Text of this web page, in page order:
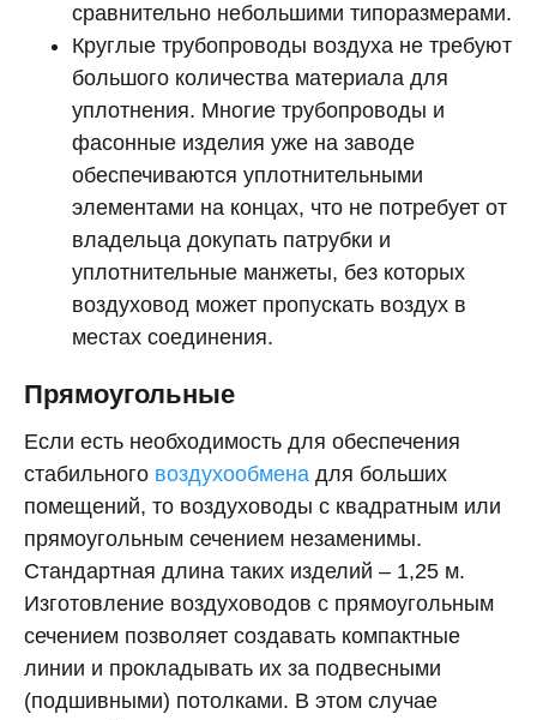
сравнительно небольшими типоразмерами.
Круглые трубопроводы воздуха не требуют
большого количества материала для
уплотнения. Многие трубопроводы и
фасонные изделия уже на заводе
обеспечиваются уплотнительными
элементами на концах, что не потребует от
владельца докупать патрубки и
уплотнительные манжеты, без которых
воздуховод может пропускать воздух в
местах соединения.
Прямоугольные
Если есть необходимость для обеспечения
стабильного воздухообмена для больших
помещений, то воздуховоды с квадратным или
прямоугольным сечением незаменимы.
Стандартная длина таких изделий – 1,25 м.
Изготовление воздуховодов с прямоугольным
сечением позволяет создавать компактные
линии и прокладывать их за подвесными
(подшивными) потолками. В этом случае